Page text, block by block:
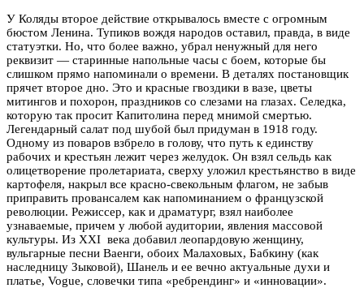
У Коляды второе действие открывалось вместе с огромным
бюстом Ленина. Тупиков вождя народов оставил, правда, в виде
статуэтки. Но, что более важно, убрал ненужный для него
реквизит — старинные напольные часы с боем, которые бы
слишком прямо напоминали о времени. В деталях постановщик
прячет второе дно. Это и красные гвоздики в вазе, цветы
митингов и похорон, праздников со слезами на глазах. Селедка,
которую так просит Капитолина перед мнимой смертью.
Легендарный салат под шубой был придуман в 1918 году.
Одному из поваров взбрело в голову, что путь к единству
рабочих и крестьян лежит через желудок. Он взял сельдь как
олицетворение пролетариата, сверху уложил крестьянство в виде
картофеля, накрыл все красно-свекольным флагом, не забыв
приправить провансалем как напоминанием о французской
революции. Режиссер, как и драматург, взял наиболее
узнаваемые, причем у любой аудитории, явления массовой
культуры. Из XXI века добавил леопардовую женщину,
вульгарные песни Ваенги, обоих Малаховых, Бабкину (как
наследницу Зыковой), Шанель и ее вечно актуальные духи и
платье, Vogue, словечки типа «ребрендинг» и «инновации».